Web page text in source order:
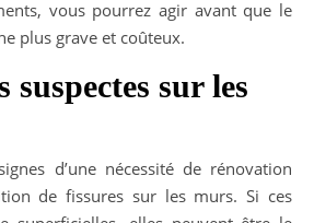
vous pourrez agir avant que le
plus grave et coûteux.
suspectes sur les
d’une nécessité de rénovation
de fissures sur les murs. Si ces